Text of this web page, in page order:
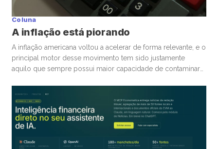
Coluna
A inflação está piorando
A inflação americana voltou a acelerar de forma relevante, e o
principal motor desse movimento tem sido justamente
aquilo que sempre possui maior capacidade de contaminar
de Ormuz trouxe novamente para o centro da discussão um
tema que […]